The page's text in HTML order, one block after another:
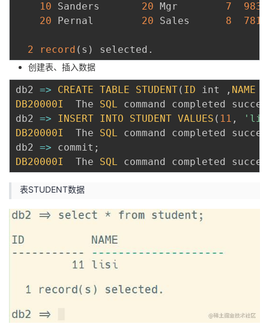
10 Sanders 20 Mgr 7
20 Pernal 20 Sales 8
2 record ( s ) selected .
创建表、插入数据
db2 => CREATE TABLE STUDENT( ID int , NAME
DB20000I
  The
SQL command completed
db2 => INSERT INTO STUDENT VALUES ( 11 ,
DB20000I
  The
SQL command completed
db2 => commit ;
DB20000I
  The
SQL command completed
表STUDENT数据